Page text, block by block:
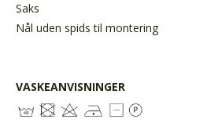
Saks
Nål uden spids til montering
VASKEANVISNINGER